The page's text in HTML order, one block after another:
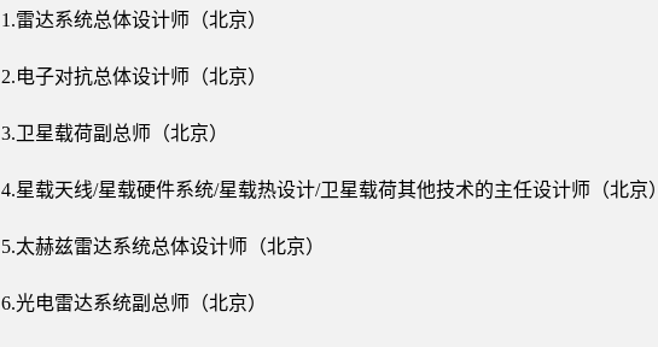
1.雷达系统总体设计师（北京）
2.电子对抗总体设计师（北京）
3.卫星载荷副总师（北京）
4.星载天线/星载硬件系统/星载热设计/卫星载荷其他技术的主任设计师（北京）
5.太赫兹雷达系统总体设计师（北京）
6.光电雷达系统副总师（北京）